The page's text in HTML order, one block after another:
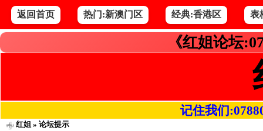
返回首页 热门:新澳门区 经典:香港区 表
《红姐论坛
记住我们
红姐» 论坛提示